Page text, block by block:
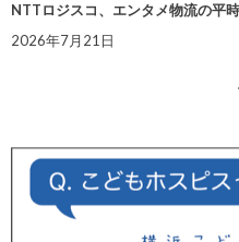
NTTロジスコ、エンタメ物流の平
2026年7月21日